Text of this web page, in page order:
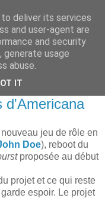
d'Americana
nouveau jeu de rôle en
Doe), reboot du
proposée au début
projet et ce qui reste
espoir. Le projet
deliver its services
and user-agent are
and security
usage
abuse.
IT